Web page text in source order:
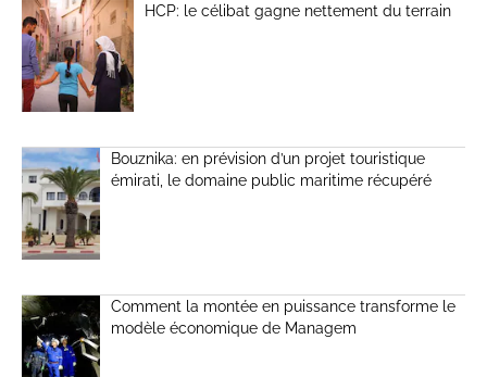
HCP: le célibat gagne nettement du terrain
Bouznika: en prévision d’un projet touristique
émirati, le domaine public maritime récupéré
Comment la montée en puissance transforme le
modèle économique de Managem